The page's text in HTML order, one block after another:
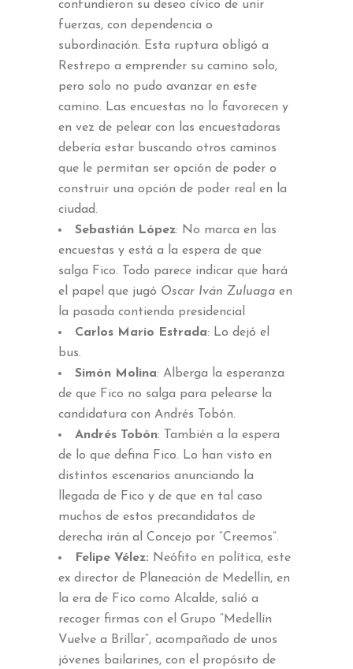
confundieron su deseo cívico de unir
fuerzas, con dependencia o
subordinación. Esta ruptura obligó a
Restrepo a emprender su camino solo,
pero solo no pudo avanzar en este
camino. Las encuestas no lo favorecen y
en vez de pelear con las encuestadoras
debería estar buscando otros caminos
que le permitan ser opción de poder o
construir una opción de poder real en la
ciudad.
Sebastián López: No marca en las
encuestas y está a la espera de que
salga Fico. Todo parece indicar que hará
el papel que jugó Oscar Iván Zuluaga en
la pasada contienda presidencial
Carlos Mario Estrada: Lo dejó el
bus.
Simón Molina: Alberga la esperanza
de que Fico no salga para pelearse la
candidatura con Andrés Tobón.
Andrés Tobón: También a la espera
de lo que defina Fico. Lo han visto en
distintos escenarios anunciando la
llegada de Fico y de que en tal caso
muchos de estos precandidatos de
derecha irán al Concejo por “Creemos”.
Felipe Vélez: Neófito en política, este
ex director de Planeación de Medellín, en
la era de Fico como Alcalde, salió a
recoger firmas con el Grupo “Medellín
Vuelve a Brillar”, acompañado de unos
jóvenes bailarines, con el propósito de